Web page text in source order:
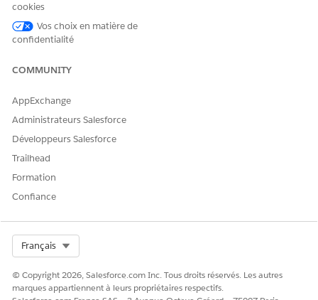
cookies
Vos choix en matière de
confidentialité
COMMUNITY
AppExchange
Administrateurs Salesforce
Développeurs Salesforce
Trailhead
Formation
Confiance
Français
© Copyright 2026, Salesforce.com Inc. Tous droits réservés. Les autres
marques appartiennent à leurs propriétaires respectifs.